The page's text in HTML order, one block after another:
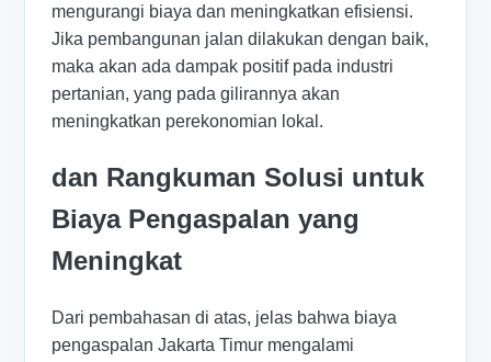
mengurangi biaya dan meningkatkan efisiensi.
Jika pembangunan jalan dilakukan dengan baik,
maka akan ada dampak positif pada industri
pertanian, yang pada gilirannya akan
meningkatkan perekonomian lokal.
dan Rangkuman Solusi untuk
Biaya Pengaspalan yang
Meningkat
Dari pembahasan di atas, jelas bahwa biaya
pengaspalan Jakarta Timur mengalami